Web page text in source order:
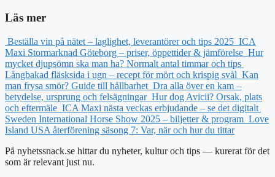
Läs mer
Beställa vin på nätet – laglighet, leverantörer och tips 2025 ICA
Maxi Stormarknad Göteborg – priser, öppettider & jämförelse Hur
mycket djupsömn ska man ha? Normalt antal timmar och tips
Långbakad fläsksida i ugn – recept för mört och krispig svål Kan
man frysa smör? Guide till hållbarhet Dra alla över en kam –
betydelse, ursprung och felsägningar Hur dog Avicii? Orsak, plats
och eftermäle ICA Maxi nästa veckas erbjudande – se det digitalt
Sweden International Horse Show 2025 – biljetter & program Love
Island USA återförening säsong 7: Var, när och hur du tittar
På nyhetssnack.se hittar du nyheter, kultur och tips — kurerat för det
som är relevant just nu.